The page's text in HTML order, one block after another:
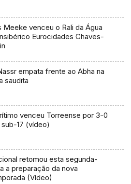
Meeke venceu o Rali da Água
Eurocidades Chaves-
empata frente ao Abha na
saudita
venceu Torreense por 3-0
17 (vídeo)
retomou esta segunda-
a preparação da nova
(Vídeo)